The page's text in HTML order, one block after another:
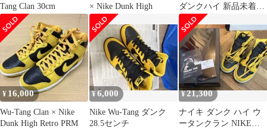
Tang Clan 30cm
× Nike Dunk High
ダンクハイ 新品未着用
23センチ
¥ 16,000
Wu-Tang Clan × Nike
Dunk High Retro PRM
¥6,000
Nike Wu-Tang ダンク
28.5センチ
¥21,300
ナイキ ダンク ハイ ウ
ータンクラン NIKE